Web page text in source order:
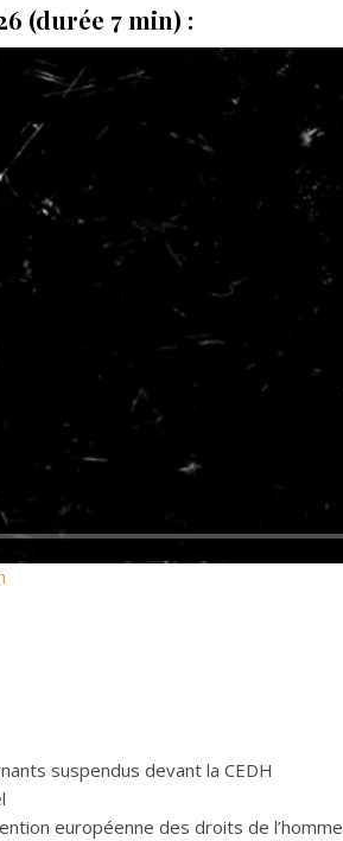
(durée 7 min) :
suspendus devant la CEDH
européenne des droits de l’homme